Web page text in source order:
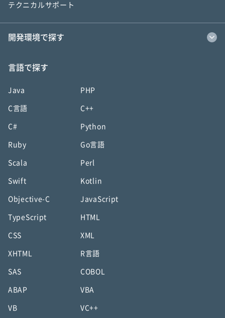
テクニカルサポート
開発環境で探す
言語で探す
Java PHP
C言語 C++
C# Python
Ruby Go言語
Scala Perl
Swift Kotlin
Objective-C JavaScript
TypeScript HTML
CSS XML
XHTML R言語
SAS COBOL
ABAP VBA
VB VC++